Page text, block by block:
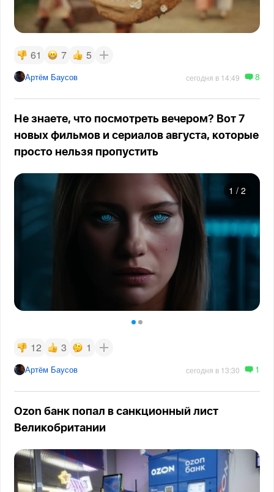
61 7 5
Артём Баусов сегодня в 14:49 8
Не знаете, что посмотреть вечером? Вот 7
новых фильмов и сериалов августа, которые
просто нельзя пропустить
1 / 2
12 3 1
Артём Баусов сегодня в 13:30 1
Ozon банк попал в санкционный лист
Великобритании